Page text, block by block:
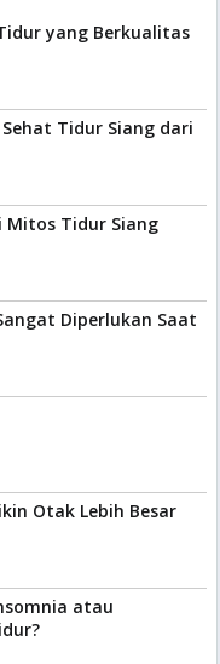
yang Berkualitas
Tidur Siang dari
Mitos Tidur Siang
Diperlukan Saat
Otak Lebih Besar
atau